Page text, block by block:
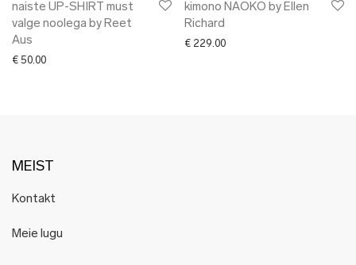
naiste UP-SHIRT must
valge noolega by Reet
Aus
€ 50.00
kimono NAOKO by Ellen
Richard
€ 229.00
MEIST
Kontakt
Meie lugu